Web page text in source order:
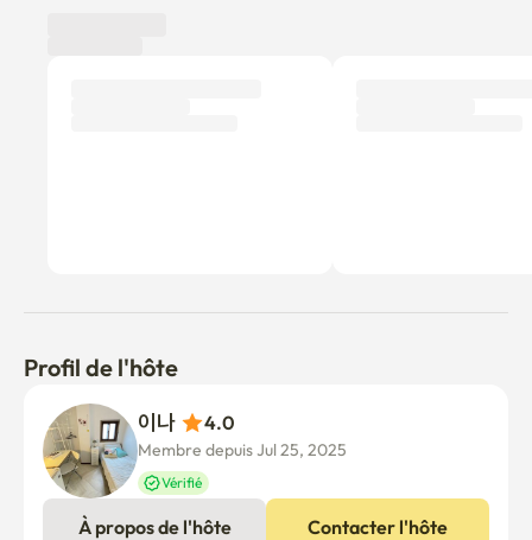
Profil de l'hôte
4.0
Membre depuis Jul 25, 2025
Vérifié
À propos de l'hôte Contacter l'hôte